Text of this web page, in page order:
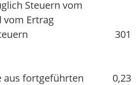
Steuern vom
vom Ertrag
301
aus fortgeführten
0,23